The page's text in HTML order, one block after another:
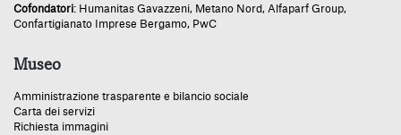
Cofondatori: Humanitas Gavazzeni, Metano Nord, Alfaparf Group,
Confartigianato Imprese Bergamo, PwC
Museo
Amministrazione trasparente e bilancio sociale
Carta dei servizi
Richiesta immagini